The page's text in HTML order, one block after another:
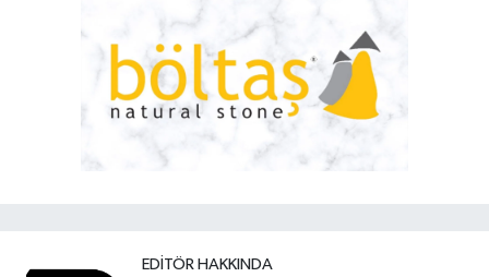
EDITÖR HAKKINDA